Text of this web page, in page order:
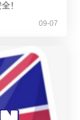
！
09-07